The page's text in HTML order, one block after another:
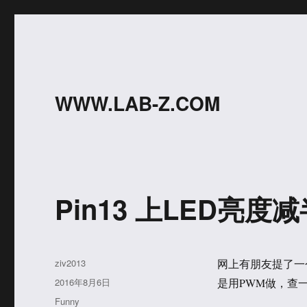
WWW.LAB-Z.COM
Pin13 上LED亮度
网上有朋友提了
是用PWM做，查
作
者
ziv2013
发
布
2016年8月6日
分
Funny